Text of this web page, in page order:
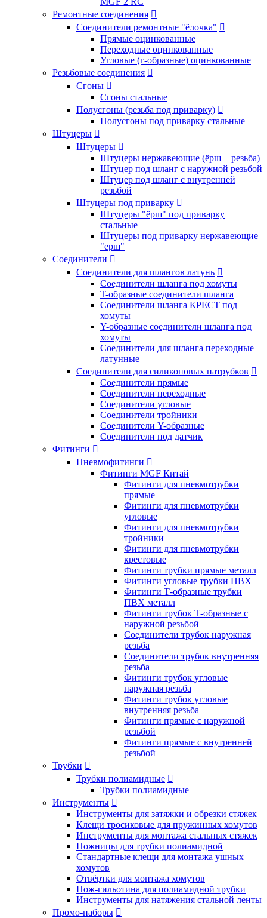
Ремонтные соединения 
Соединители ремонтные "ёлочка" 
Прямые оцинкованные
Переходные оцинкованные
Угловые (г-образные) оцинкованные
Резьбовые соединения 
Сгоны 
Сгоны стальные
Полусгоны (резьба под приварку) 
Полусгоны под приварку стальные
Штуцеры 
Штуцеры 
Штуцеры нержавеющие (ёрш + резьба)
Штуцер под шланг с наружной резьбой
Штуцер под шланг с внутренней
резьбой
Штуцеры под приварку 
Штуцеры "ёрш" под приварку
стальные
Штуцеры под приварку нержавеющие
"ерш"
Соединители 
Соединители для шлангов латунь 
Соединители шланга под хомуты
T-образные соединители шланга
Соединители шланга КРЕСТ под
хомуты
Y-образные соединители шланга под
хомуты
Соединители для шланга переходные
латунные
Соединители для силиконовых патрубков 
Соединители прямые
Соединители переходные
Соединители угловые
Соединители тройники
Соединители Y-образные
Соединители под датчик
Фитинги 
Пневмофитинги 
Фитинги MGF Китай
Фитинги для пневмотрубки
прямые
Фитинги для пневмотрубки
угловые
Фитинги для пневмотрубки
тройники
Фитинги для пневмотрубки
крестовые
Фитинги трубки прямые металл
Фитинги угловые трубки ПВХ
Фитинги Т-образные трубки
ПВХ металл
Фитинги трубок Т-образные с
наружной резьбой
Соединители трубок наружная
резьба
Соединители трубок внутренняя
резьба
Фитинги трубок угловые
наружная резьба
Фитинги трубок угловые
внутренняя резьба
Фитинги прямые с наружной
резьбой
Фитинги прямые с внутренней
резьбой
Трубки 
Трубки полиамидные 
Трубки полиамидные
Инструменты 
Инструменты для затяжки и обрезки стяжек
Клещи тросиковые для пружинных хомутов
Инструменты для монтажа стальных стяжек
Ножницы для трубки полиамидной
Стандартные клещи для монтажа ушных
хомутов
Отвёртки для монтажа хомутов
Нож-гильотина для полиамидной трубки
Инструменты для натяжения стальной ленты
Промо-наборы 